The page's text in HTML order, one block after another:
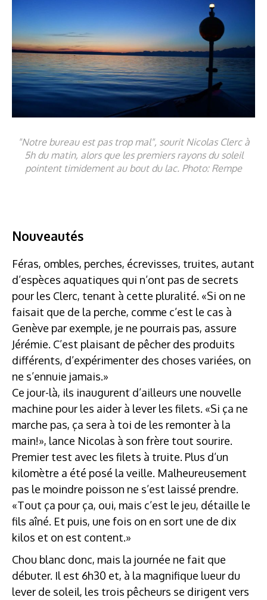
"Notre bureau est pas trop mal", sourit Nicolas Clerc à
5h du matin, alors que les premiers rayons du soleil
pointent timidement au bout du lac. Photo: Rempe
Nouveautés
Féras, ombles, perches, écrevisses, truites, autant
d’espèces aquatiques qui n’ont pas de secrets
pour les Clerc, tenant à cette pluralité. «Si on ne
faisait que de la perche, comme c’est le cas à
Genève par exemple, je ne pourrais pas, assure
Jérémie. C’est plaisant de pêcher des produits
différents, d’expérimenter des choses variées, on
ne s’ennuie jamais.»
Ce jour-là, ils inaugurent d’ailleurs une nouvelle
machine pour les aider à lever les filets. «Si ça ne
marche pas, ça sera à toi de les remonter à la
main!», lance Nicolas à son frère tout sourire.
Premier test avec les filets à truite. Plus d’un
kilomètre a été posé la veille. Malheureusement
pas le moindre poisson ne s’est laissé prendre.
«Tout ça pour ça, oui, mais c’est le jeu, détaille le
fils aîné. Et puis, une fois on en sort une de dix
kilos et on est content.»
Chou blanc donc, mais la journée ne fait que
débuter. Il est 6h30 et, à la magnifique lueur du
lever de soleil, les trois pêcheurs se dirigent vers